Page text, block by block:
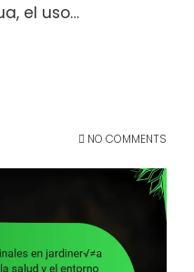
el uso…
NO COMMENTS